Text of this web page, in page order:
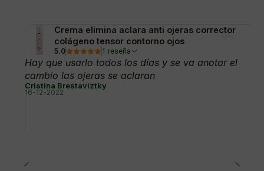
Crema elimina aclara anti ojeras corrector
colágeno tensor contorno ojos
5.0 1 reseña
Hay que usarlo todos los días y se va anotar el
cambio las ojeras se aclaran
Cristina Brestaviztky
16-12-2022